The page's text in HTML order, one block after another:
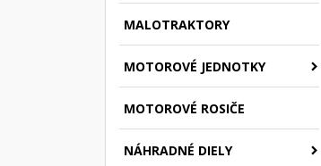
MALOTRAKTORY
MOTOROVÉ JEDNOTKY
MOTOROVÉ ROSIČE
NÁHRADNÉ DIELY